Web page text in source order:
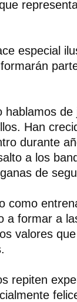
especial
hablamos
Han
durante
a los
de
como
a formar a
valores
repiten